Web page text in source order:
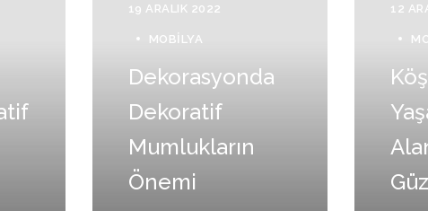
19 ARALIK 2022
MOBILYA
Dekorasyonda
Dekoratif
Mumlukların
Önemi
12